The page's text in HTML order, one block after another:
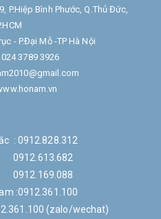
P.Hiệp Bình Phước, Q.Thủ Đức,
- P.Đại Mỗ -TP Hà Nội
3789 3926
: 0912.828.312
:0912.361.100
(zalo/wechat)